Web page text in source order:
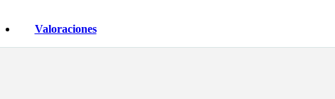
Valoraciones